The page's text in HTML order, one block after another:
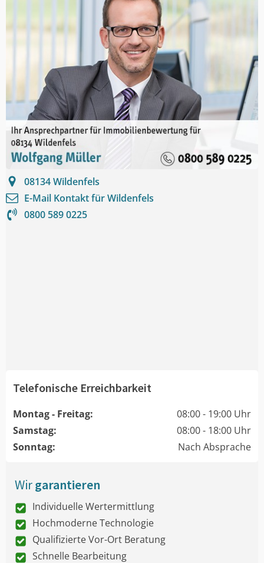
08134Wildenfels
E-Mail Kontakt fürWildenfels
0800 589 0225
Telefonische Erreichbarkeit
Montag - Freitag:
08:00 - 19:00 Uhr
Samstag:
08:00 - 18:00 Uhr
Sonntag:
Nach Absprache
Wirgarantieren
Individuelle Wertermittlung
Hochmoderne Technologie
Qualifizierte Vor-Ort Beratung
Schnelle Bearbeitung